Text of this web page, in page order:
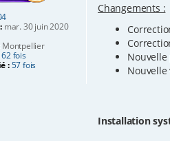
mar. 30 juin 2020
Montpellier
fois
:57 fois
Changements :
Installation